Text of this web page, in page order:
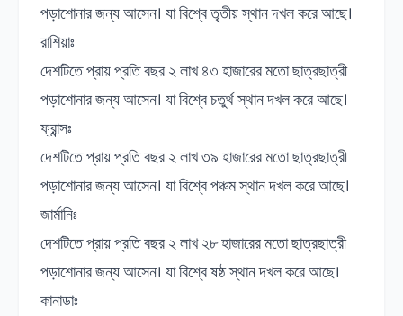
পড়াশোনার জন্য আসেন। যা বিশ্বে তৃতীয় স্থান দখল করে আছে।
রাশিয়াঃ
দেশটিতে প্রায় প্রতি বছর ২ লাখ ৪৩ হাজারের মতো ছাত্রছাত্রী
পড়াশোনার জন্য আসেন। যা বিশ্বে চতুর্থ স্থান দখল করে আছে।
ফ্রান্সঃ
দেশটিতে প্রায় প্রতি বছর ২ লাখ ৩৯ হাজারের মতো ছাত্রছাত্রী
পড়াশোনার জন্য আসেন। যা বিশ্বে পঞ্চম স্থান দখল করে আছে।
জার্মানিঃ
দেশটিতে প্রায় প্রতি বছর ২ লাখ ২৮ হাজারের মতো ছাত্রছাত্রী
পড়াশোনার জন্য আসেন। যা বিশ্বে ষষ্ঠ স্থান দখল করে আছে।
কানাডাঃ